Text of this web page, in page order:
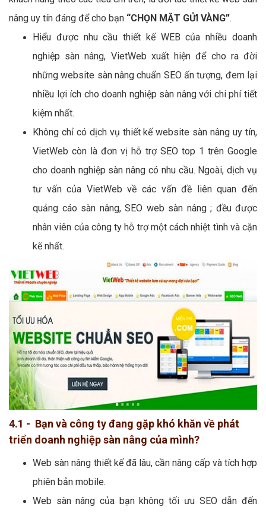
nâng uy tín đáng để cho bạn “CHỌN MẶT GỬI VÀNG”.
Hiểu được nhu cầu thiết kế WEB của nhiều doanh
nghiệp sàn nâng, VietWeb xuất hiện để cho ra đời
những website sàn nâng chuẩn SEO ấn tượng, đem lại
nhiều lợi ích cho doanh nghiệp sàn nâng với chi phí tiết
kiệm nhất.
Không chỉ có dịch vụ thiết kế website sàn nâng uy tín,
VietWeb còn là đơn vị hỗ trợ SEO top 1 trên Google
cho doanh nghiệp sàn nâng có nhu cầu. Ngoài, dịch vụ
tư vấn của VietWeb về các vấn đề liên quan đến
quảng cáo sàn nâng, SEO web sàn nâng ; đều được
nhân viên của công ty hỗ trợ một cách nhiệt tình và cặn
kẽ nhất.
4.1 - Bạn và công ty đang gặp khó khăn về phát
triển doanh nghiệp sàn nâng của mình?
Web sàn nâng thiết kế đã lâu, cần nâng cấp và tích hợp
phiên bản mobile.
Web sàn nâng của bạn không tối ưu SEO dẫn đến